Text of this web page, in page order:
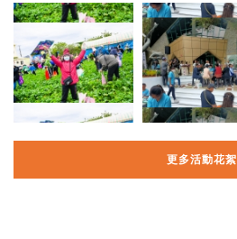
更多活動花絮